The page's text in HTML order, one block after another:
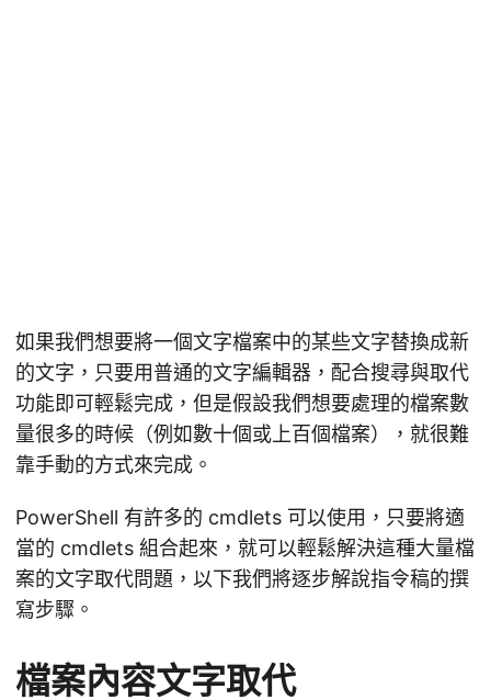
如果我們想要將一個文字檔案中的某些文字替換成新
的文字，只要用普通的文字編輯器，配合搜尋與取代
功能即可輕鬆完成，但是假設我們想要處理的檔案數
量很多的時候（例如數十個或上百個檔案），就很難
靠手動的方式來完成。
PowerShell 有許多的 cmdlets 可以使用，只要將適
當的 cmdlets 組合起來，就可以輕鬆解決這種大量檔
案的文字取代問題，以下我們將逐步解說指令稿的撰
寫步驟。
檔案內容文字取代